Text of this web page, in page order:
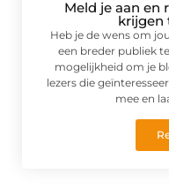
Meld je aan en
krijgen
Heb je de wens om
een breder publiek
mogelijkheid om je
lezers die
mee en